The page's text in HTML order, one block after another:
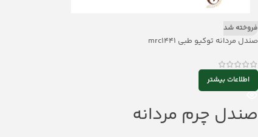
فروخته شد
صندل مردانه توکیو طبی mrc1441
اطلاعات بیشتر
صندل چرم مردانه